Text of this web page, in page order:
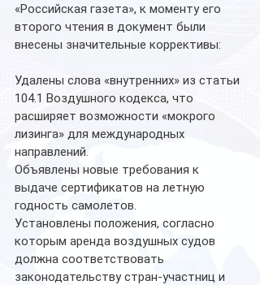
«Российская газета», к моменту его
второго чтения в документ были
внесены значительные коррективы:
Удалены слова «внутренних» из статьи
104.1 Воздушного кодекса, что
расширяет возможности «мокрого
лизинга» для международных
направлений.
Объявлены новые требования к
выдаче сертификатов на летную
годность самолетов.
Установлены положения, согласно
которым аренда воздушных судов
должна соответствовать
законодательству стран-участниц и